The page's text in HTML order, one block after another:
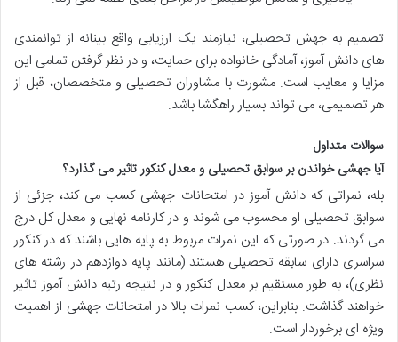
تصمیم به جهش تحصیلی، نیازمند یک ارزیابی واقع بینانه از توانمندی
های دانش آموز، آمادگی خانواده برای حمایت، و در نظر گرفتن تمامی این
مزایا و معایب است. مشورت با مشاوران تحصیلی و متخصصان، قبل از
هر تصمیمی، می تواند بسیار راهگشا باشد.
سوالات متداول
آیا جهشی خواندن بر سوابق تحصیلی و معدل کنکور تاثیر می گذارد؟
بله، نمراتی که دانش آموز در امتحانات جهشی کسب می کند، جزئی از
سوابق تحصیلی او محسوب می شوند و در کارنامه نهایی و معدل کل درج
می گردند. در صورتی که این نمرات مربوط به پایه هایی باشند که در کنکور
سراسری دارای سابقه تحصیلی هستند (مانند پایه دوازدهم در رشته های
نظری)، به طور مستقیم بر معدل کنکور و در نتیجه رتبه دانش آموز تاثیر
خواهند گذاشت. بنابراین، کسب نمرات بالا در امتحانات جهشی از اهمیت
ویژه ای برخوردار است.